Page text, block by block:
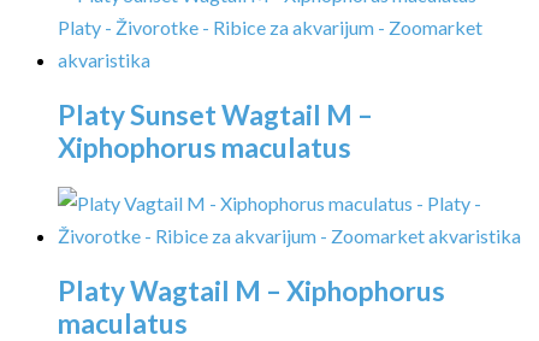
Platy Sunset Wagtail M –
Xiphophorus maculatus
Platy Wagtail M – Xiphophorus
maculatus